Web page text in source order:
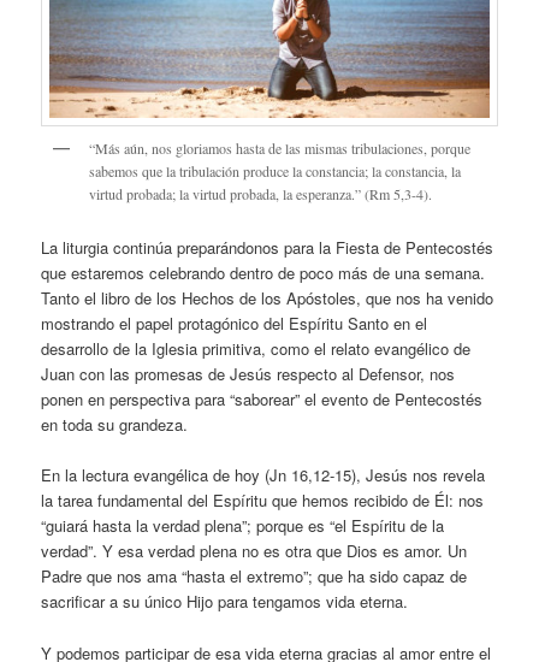
“Más aún, nos gloriamos hasta de las mismas tribulaciones, porque
sabemos que la tribulación produce la constancia; la constancia, la
virtud probada; la virtud probada, la esperanza.” (Rm 5,3-4).
La liturgia continúa preparándonos para la Fiesta de Pentecostés
que estaremos celebrando dentro de poco más de una semana.
Tanto el libro de los Hechos de los Apóstoles, que nos ha venido
mostrando el papel protagónico del Espíritu Santo en el
desarrollo de la Iglesia primitiva, como el relato evangélico de
Juan con las promesas de Jesús respecto al Defensor, nos
ponen en perspectiva para “saborear” el evento de Pentecostés
en toda su grandeza.
En la lectura evangélica de hoy (Jn 16,12-15), Jesús nos revela
la tarea fundamental del Espíritu que hemos recibido de Él: nos
“guiará hasta la verdad plena”; porque es “el Espíritu de la
verdad”. Y esa verdad plena no es otra que Dios es amor. Un
Padre que nos ama “hasta el extremo”; que ha sido capaz de
sacrificar a su único Hijo para tengamos vida eterna.
Y podemos participar de esa vida eterna gracias al amor entre el